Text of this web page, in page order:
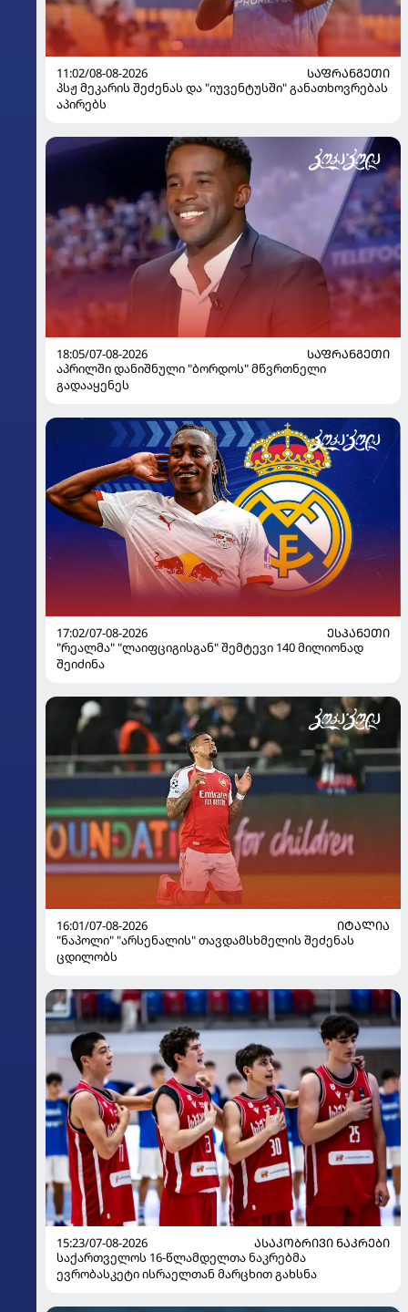
11:02/08-08-2026
ᲡᲐᲤᲠᲐᲜᲒᲔᲗᲘ
პსჟ მეკარის შეძენას და "იუვენტუსში" განათხოვრებას
აპირებს
18:05/07-08-2026
ᲡᲐᲤᲠᲐᲜᲒᲔᲗᲘ
აპრილში დანიშნული "ბორდოს" მწვრთნელი
გადააყენეს
17:02/07-08-2026
ᲔᲡᲞᲐᲜᲔᲗᲘ
"რეალმა" "ლაიფციგისგან" შემტევი 140 მილიონად
შეიძინა
16:01/07-08-2026
ᲘᲢᲐᲚᲘᲐ
"ნაპოლი" "არსენალის" თავდამსხმელის შეძენას
ცდილობს
15:23/07-08-2026
ᲐᲡᲐᲙᲝᲑᲠᲘᲕᲘ ᲜᲐᲙᲠᲔᲑᲘ
საქართველოს 16-წლამდელთა ნაკრებმა
ევრობასკეტი ისრაელთან მარცხით გახსნა